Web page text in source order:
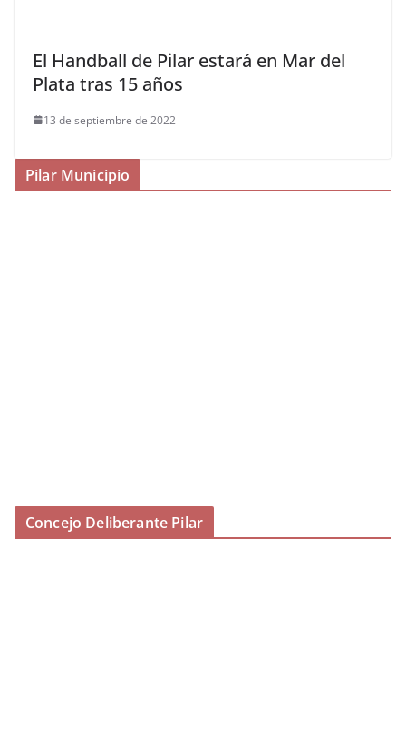
El Handball de Pilar estará en Mar del
Plata tras 15 años
13 de septiembre de 2022
Pilar Municipio
Concejo Deliberante Pilar